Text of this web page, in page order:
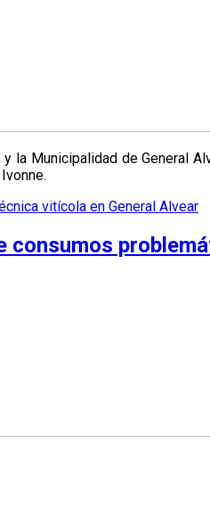
la Municipalidad de General
vitícola en General Alvear